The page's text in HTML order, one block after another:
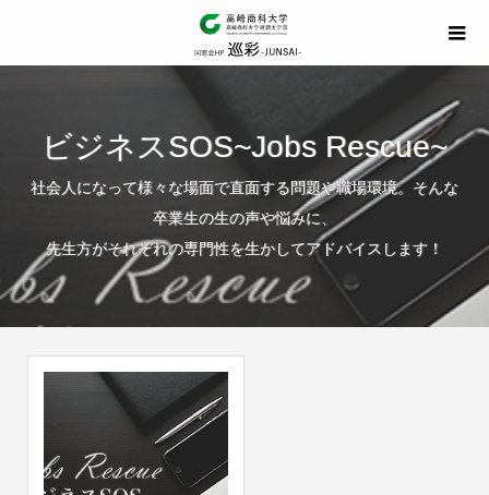
ビジネスSOS~Jobs Rescue~
社会人になって様々な場面で直面する問題や職場環境。そんな
卒業生の生の声や悩みに、
先生方がそれぞれの専門性を生かしてアドバイスします！